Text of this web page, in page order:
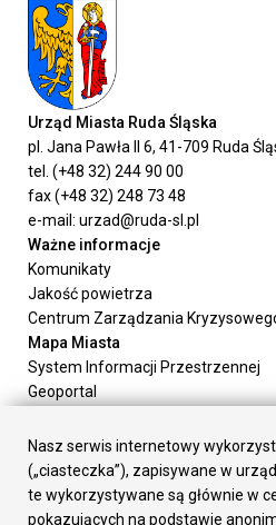
Urząd Miasta Ruda Śląska
pl. Jana Pawła II 6, 41-709 Ruda
tel. (+48 32) 244 90 00
fax (+48 32) 248 73 48
e-mail: urzad@ruda-sl.pl
Ważne informacje
Komunikaty
Jakość powietrza
Centrum Zarządzania
Mapa Miasta
System Informacji Przestrzennej
Geoportal
Załatw sprawę
Prezydent Miasta
Rada Miasta
Wydziały
Nasz serwis internetowy
(„ciasteczka”), zapisywane w
te wykorzystywane są głównie w
pokazujących na podstawie